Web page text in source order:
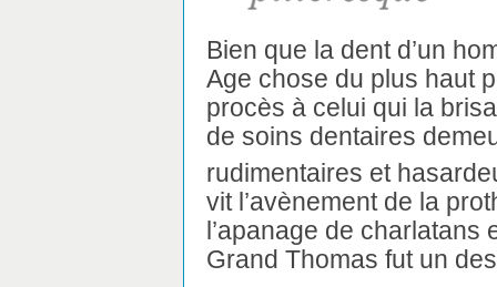
Bien que la dent d’un
Age chose du plus haut
procès à celui qui la
de soins dentaires
rudimentaires et
vit l’avènement de la
l’apanage de
Grand Thomas fut un